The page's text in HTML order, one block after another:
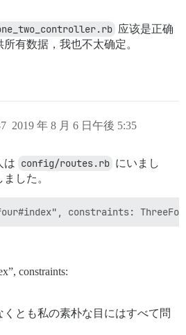
应该是正确
有数据，我也不太确定。
2019 年 8 月 6 日午後 5:35
は config/routes.rb にいまし
した。
constraints:
とも私の素朴な目にはすべて問